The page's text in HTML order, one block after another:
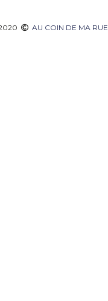
AU COIN DE MA RUE